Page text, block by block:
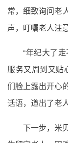
常，细致询问老
声，叮嘱老人注
“年纪大了
服务又周到又贴
们脸上露出开心
话语，道出了老
下一步，米